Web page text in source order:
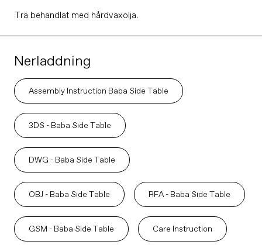
Trä behandlat med hårdvaxolja.
Nerladdning
Assembly Instruction Baba Side Table
3DS - Baba Side Table
DWG - Baba Side Table
OBJ - Baba Side Table RFA - Baba Side Table
GSM - Baba Side Table Care Instruction